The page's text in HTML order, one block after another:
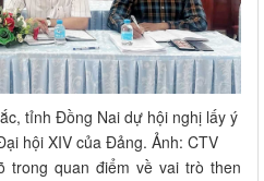
tỉnh Đồng Nai dự hội nghị lấy ý
hội XIV của Đảng. Ảnh: CTV
trong quan điểm về vai trò then